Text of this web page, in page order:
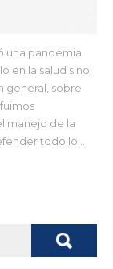
una pandemia
en la salud sino
general, sobre
manejo de la
todo lo…